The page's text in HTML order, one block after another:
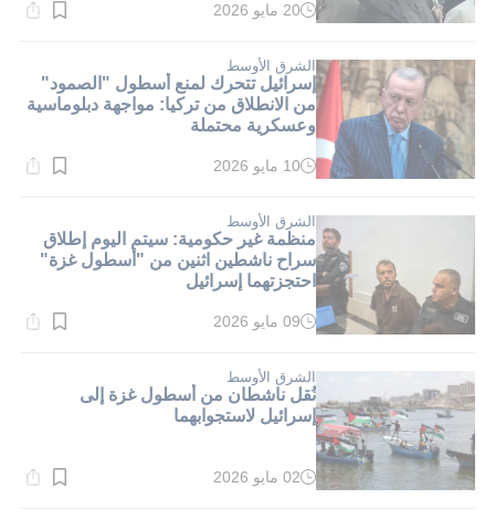
وقت
دقيقة.
20 مايو 2026
الشرق الأوسط
إسرائيل تتحرك لمنع أسطول "الصمود"
من الانطلاق من تركيا: مواجهة دبلوماسية
وعسكرية محتملة
وقت
دقيقة.
10 مايو 2026
الشرق الأوسط
منظمة غير حكومية: سيتم اليوم إطلاق
سراح ناشطين اثنين من "أسطول غزة"
احتجزتهما إسرائيل
وقت
دقيقة.
09 مايو 2026
الشرق الأوسط
نُقل ناشطان من أسطول غزة إلى
إسرائيل لاستجوابهما
وقت
02 مايو 2026